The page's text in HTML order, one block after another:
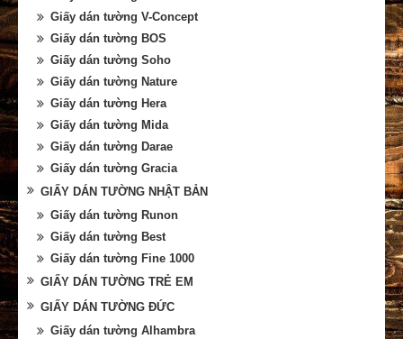
Giấy dán tường V-Concept
Giấy dán tường BOS
Giấy dán tường Soho
Giấy dán tường Nature
Giấy dán tường Hera
Giấy dán tường Mida
Giấy dán tường Darae
Giấy dán tường Gracia
GIẤY DÁN TƯỜNG NHẬT BẢN
Giấy dán tường Runon
Giấy dán tường Best
Giấy dán tường Fine 1000
GIẤY DÁN TƯỜNG TRẺ EM
GIẤY DÁN TƯỜNG ĐỨC
Giấy dán tường Alhambra